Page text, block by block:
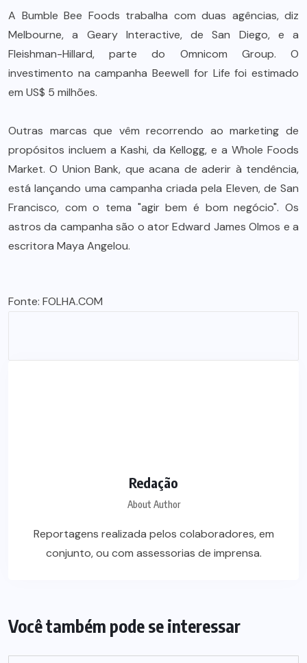
A Bumble Bee Foods trabalha com duas agências, diz
Melbourne, a Geary Interactive, de San Diego, e a
Fleishman-Hillard, parte do Omnicom Group. O
investimento na campanha Beewell for Life foi estimado
em US$ 5 milhões.
Outras marcas que vêm recorrendo ao marketing de
propósitos incluem a Kashi, da Kellogg, e a Whole Foods
Market. O Union Bank, que acana de aderir à tendência,
está lançando uma campanha criada pela Eleven, de San
Francisco, com o tema "agir bem é bom negócio". Os
astros da campanha são o ator Edward James Olmos e a
escritora Maya Angelou.
Fonte: FOLHA.COM
Redação
About Author
Reportagens realizada pelos colaboradores, em
conjunto, ou com assessorias de imprensa.
Você também pode se interessar